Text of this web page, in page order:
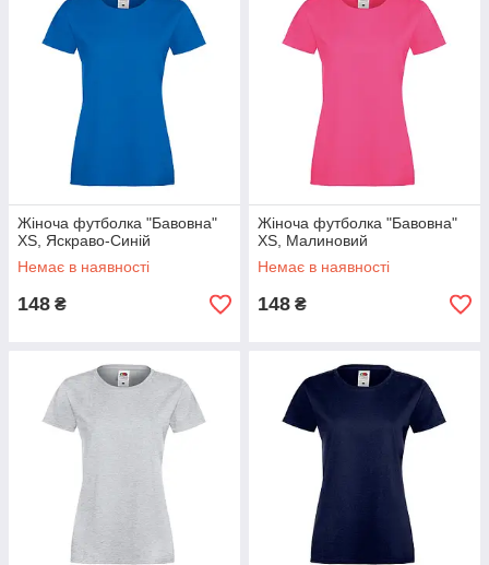
Жіноча футболка "Бавовна"
XS, Яскраво-Синій
Немає в наявності
148 ₴
Жіноча футболка "Бавовна"
XS, Малиновий
Немає в наявності
148 ₴